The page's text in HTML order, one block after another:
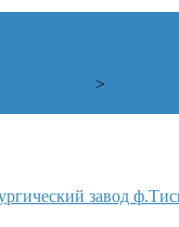
>
завод